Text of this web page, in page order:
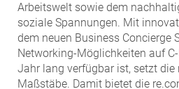
Arbeitswelt sowie dem
soziale Spannungen. Mit
dem neuen Business Concierge
Networking-Möglichkeiten auf
Jahr lang verfügbar ist, setzt die
Maßstäbe. Damit bietet die